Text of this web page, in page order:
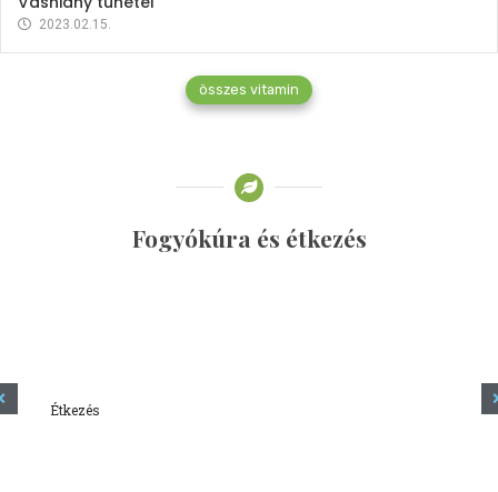
2023.02.15.
összes vitamin
Fogyókúra és étkezés
Étkezés